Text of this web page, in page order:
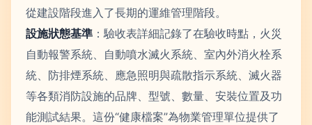
從建設階段進入了長期的運維管理階段。
設施狀態基準 ：驗收表詳細記錄了在驗收時點，火災
自動報警系統、自動噴水滅火系統、室內外消火栓系
統、防排煙系統、應急照明與疏散指示系統、滅火器
等各類消防設施的品牌、型號、數量、安裝位置及功
能測試結果。這份“健康檔案”為物業管理單位提供了